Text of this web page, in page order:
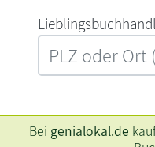
Bei genialokal.de